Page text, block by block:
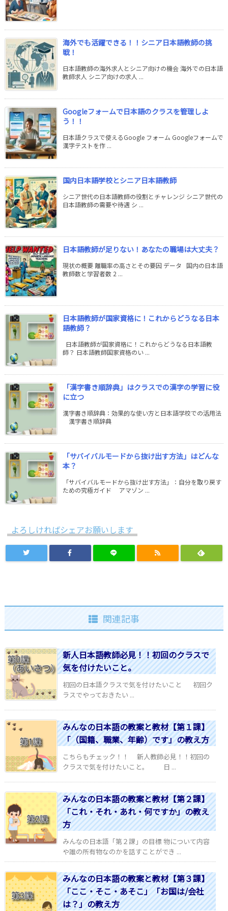
海外でも活躍できる！！シニア日本語教師の挑
戦！
日本語教師の海外求人とシニア向けの機会 海外での日本語
教師求人 シニア向けの求人 ...
Googleフォームで日本語のクラスを管理しよ
う！！
日本語クラスで使えるGoogle フォーム Googleフォームで
漢字テストを作 ...
国内日本語学校とシニア日本語教師
シニア世代の日本語教師の役割とチャレンジ シニア世代の
日本語教師の需要や待遇 シ ...
日本語教師が足りない！あなたの職場は大丈夫？
現状の概要 離職率の高さとその要因 データ 国内の日本語
教師数と学習者数 2 ...
日本語教師が国家資格に！これからどうなる日本
語教師？
日本語教師が国家資格に！これからどうなる日本語教
師？ 日本語教師国家資格のい ...
「漢字書き順辞典」はクラスでの漢字の学習に役
に立つ
漢字書き順辞典：効果的な使い方と日本語学校での活用法
漢字書き順辞典
「サバイバルモードから抜け出す方法」はどんな
本？
「サバイバルモードから抜け出す方法」：自分を取り戻す
ための究極ガイド アマゾン ...
よろしければシェアお願いします
関連記事
新人日本語教師必見！！初回のクラスで
気を付けたいこと。
初回の日本語クラスで気を付けたいこと 初回ク
ラスでやっておきたい ...
みんなの日本語の教案と教材【第１課】
「（国籍、職業、年齢）です」の教え方
こちらもチェック！！ 新人教師必見！！初回の
クラスで気を付けたいこと。 日 ...
みんなの日本語の教案と教材【第２課】
「これ・それ・あれ・何ですか」の教え
方
みんなの日本語「第２課」の目標 物について内容
や誰の所有物なのかを話すことができ ...
みんなの日本語の教案と教材【第３課】
「ここ・そこ・あそこ」「お国は/会社
は？」の教え方